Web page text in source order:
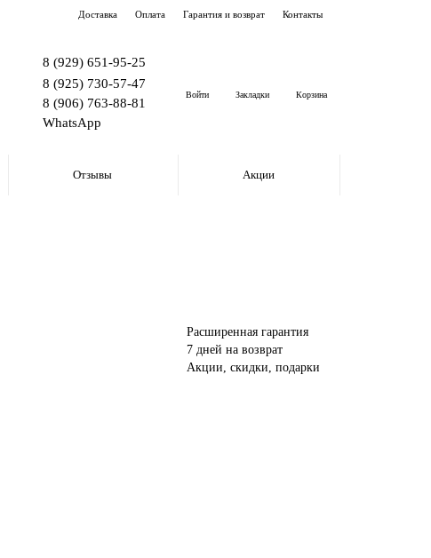
Доставка Оплата Гарантия и возврат Контакты
8 (929) 651-95-25
8 (925) 730-57-47
8 (906) 763-88-81
WhatsApp
Войти Закладки Корзина
Отзывы Акции
Расширенная гарантия
7 дней на возврат
Акции, скидки, подарки